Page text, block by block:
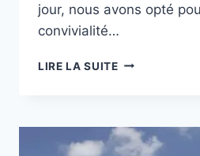
jour, nous avons opté
convivialité…
LIRE LA SUITESITE
–
NEW-